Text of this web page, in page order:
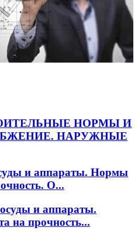
НОРМЫ И
НАРУЖНЫЕ
и аппараты. Нормы
О...
и аппараты.
на прочность...